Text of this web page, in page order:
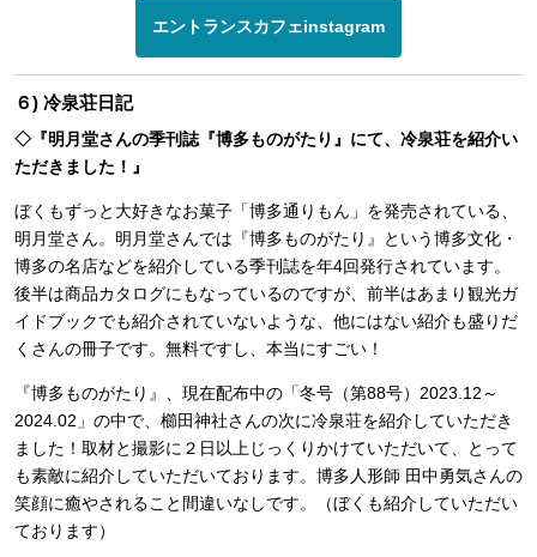
エントランスカフェinstagram
６) 冷泉荘日記
◇『明月堂さんの季刊誌『博多ものがたり』にて、冷泉荘を紹介い
ただきました！』
ぼくもずっと大好きなお菓子「博多通りもん」を発売されている、
明月堂さん。明月堂さんでは『博多ものがたり』という博多文化・
博多の名店などを紹介している季刊誌を年4回発行されています。
後半は商品カタログにもなっているのですが、前半はあまり観光ガ
イドブックでも紹介されていないような、他にはない紹介も盛りだ
くさんの冊子です。無料ですし、本当にすごい！
『博多ものがたり』、現在配布中の「冬号（第88号）2023.12～
2024.02」の中で、櫛田神社さんの次に冷泉荘を紹介していただき
ました！取材と撮影に２日以上じっくりかけていただいて、とって
も素敵に紹介していただいております。博多人形師 田中勇気さんの
笑顔に癒やされること間違いなしです。（ぼくも紹介していただい
ております）